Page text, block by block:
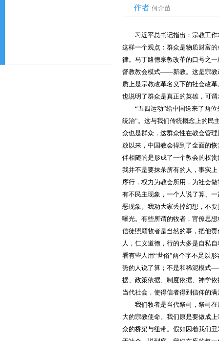
作者 何介苗
习近平总书记指出：宗教工
这样一个观点：群众是物质财富
律。马丁路德宗教改革的口号之
督教教会模式——新教。这是宗教
质上是宗教改革名义下的社会改
也说明了群众是真正的英雄，可
“五四运动”给中国送来了两
统治”。这与我们传统概念上的
众也是群众，这群众性在教会管
放以来，中国教会得到了全面的
伴相随的是形成了一个教会的权
我并不是要抹杀所有的人，事实
序行，权力为教会所用，为社会
有不民主现象，一个人说了算、
恶现象。我劝大家丢掉幻想，不
曝光。有些所谓的牧者，官僚思
信徒照顾牧者是当然的事，把他
人，仁义道德，行的大多是自私
看有些人用“世俗”两个字不足以
势的人说了算；不是和稀泥模式
据、政策依据、制度依据、神学
当代社会，使得信者得到信仰的
我们牧者是当代祭司，祭司
大的宗教使命。我们原是要做成
众的桥梁与纽带。假如因着我们